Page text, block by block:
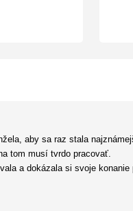
aby sa raz stala
tom musí tvrdo pracovať.
a dokázala si svoje konanie